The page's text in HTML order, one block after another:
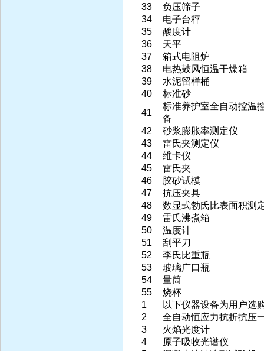
33
负压筛子
34
电子台秤
35
酸度计
36
天平
37
箱式电阻炉
38
电热鼓风恒温干燥箱
39
水泥留样桶
40
标准砂
41
标准养护室全自动控温
备
42
砂浆膨胀率测定仪
43
雷氏夹测定仪
44
维卡仪
45
雷氏夹
46
胶砂试模
47
抗压夹具
48
数显式勃氏比表面积测
49
雷氏沸煮箱
50
温度计
51
刮平刀
52
李氏比重瓶
53
玻璃广口瓶
54
量筒
55
烧杯
1
以下仪器设备为用户选
2
全自动恒应力抗折抗压
3
火焰光度计
4
原子吸收光谱仪